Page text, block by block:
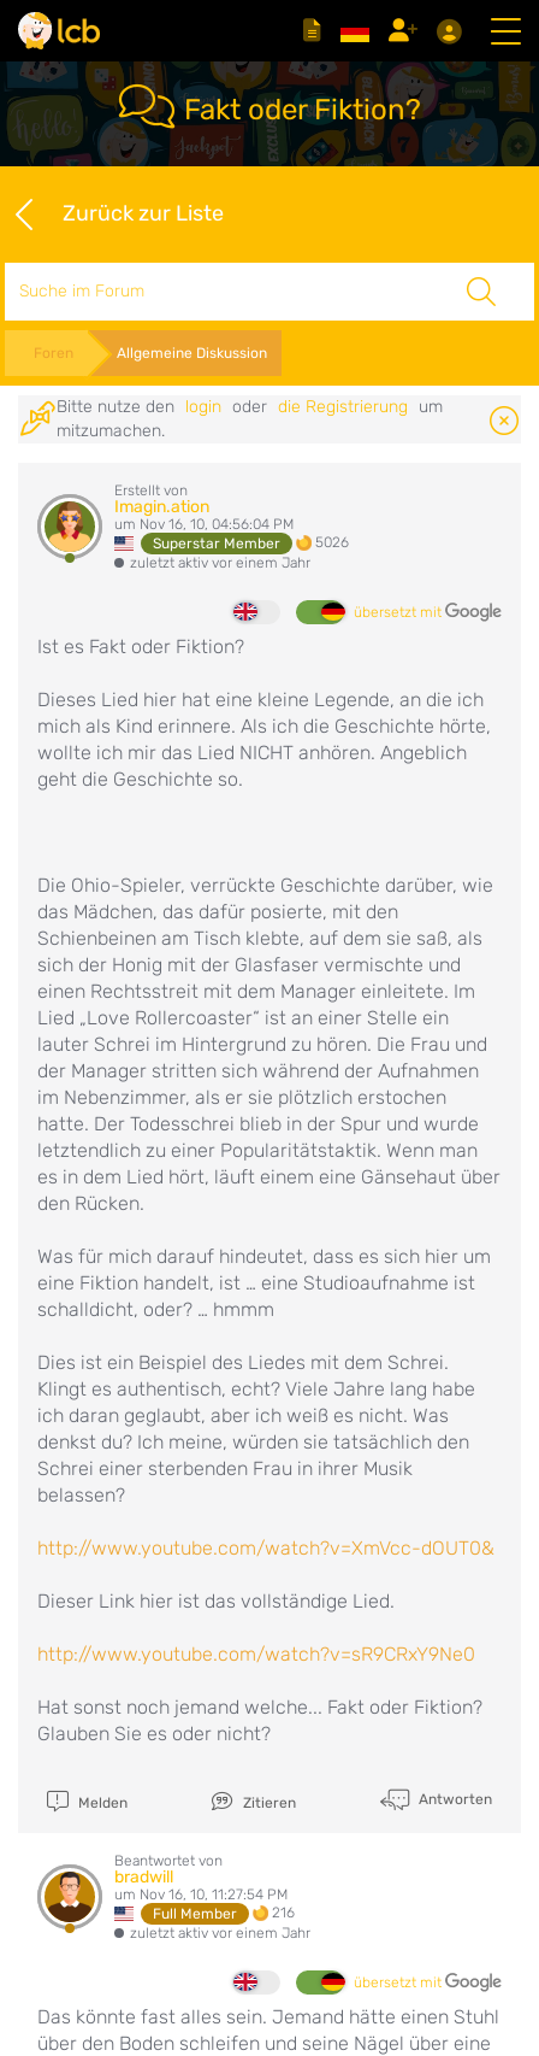
Fakt oder Fiktion?
Zurück zur Liste
Foren Allgemeine Diskussion
Bitte nutze den login oder die Registrierung
um
mitzumachen.
Erstellt von
Imagin.ation
um Nov 16, 10, 04:56:04 PM
Superstar Member
5026
zuletzt aktiv vor einem Jahr
übersetzt mit
Ist es Fakt oder Fiktion?
Dieses Lied hier hat eine kleine Legende, an die ich
mich als Kind erinnere. Als ich die Geschichte hörte,
wollte ich mir das Lied NICHT anhören. Angeblich
geht die Geschichte so.
Die Ohio-Spieler, verrückte Geschichte darüber, wie
das Mädchen, das dafür posierte, mit den
Schienbeinen am Tisch klebte, auf dem sie saß, als
sich der Honig mit der Glasfaser vermischte und
einen Rechtsstreit mit dem Manager einleitete. Im
Lied „Love Rollercoaster“ ist an einer Stelle ein
lauter Schrei im Hintergrund zu hören. Die Frau und
der Manager stritten sich während der Aufnahmen
im Nebenzimmer, als er sie plötzlich erstochen
hatte. Der Todesschrei blieb in der Spur und wurde
letztendlich zu einer Popularitätstaktik. Wenn man
es in dem Lied hört, läuft einem eine Gänsehaut über
den Rücken.
Was für mich darauf hindeutet, dass es sich hier um
eine Fiktion handelt, ist … eine Studioaufnahme ist
schalldicht, oder? … hmmm
Dies ist ein Beispiel des Liedes mit dem Schrei.
Klingt es authentisch, echt? Viele Jahre lang habe
ich daran geglaubt, aber ich weiß es nicht. Was
denkst du? Ich meine, würden sie tatsächlich den
Schrei einer sterbenden Frau in ihrer Musik
belassen?
http://www.youtube.com/watch?v=XmVcc-dOUT0&
Dieser Link hier ist das vollständige Lied.
http://www.youtube.com/watch?v=sR9CRxY9Ne0
Hat sonst noch jemand welche... Fakt oder Fiktion?
Glauben Sie es oder nicht?
Melden Zitieren Antworten
Beantwortet von
bradwill
um Nov 16, 10, 11:27:54 PM
Full Member
216
zuletzt aktiv vor einem Jahr
übersetzt mit
Das könnte fast alles sein. Jemand hätte einen Stuhl
über den Boden schleifen und seine Nägel über eine